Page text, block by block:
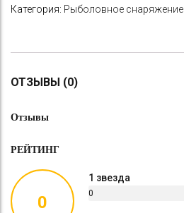
Категория: Рыболовное снаряжение
ОТЗЫВЫ (0)
Отзывы
РЕЙТИНГ
0
1 звезда
0